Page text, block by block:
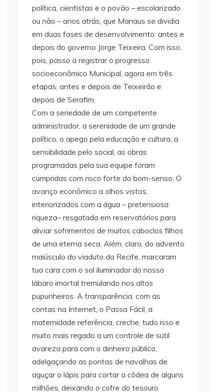
política, cientistas e o povão – escolarizado
ou não – anos atrás, que Manaus se dividia
em duas fases de desenvolvimento: antes e
depois do governo Jorge Teixeira. Com isso,
pois, passo a registrar o progresso
socioeconômico Municipal, agora em três
etapas: antes e depois de Teixeirão e
depois de Serafim.
Com a seriedade de um competente
administrador, a serenidade de um grande
político, o apego pela educação e cultura, a
sensibilidade pelo social, as obras
programadas pela sua equipe foram
cumpridas com risco forte do bom-senso. O
avanço econômico a olhos vistos,
interiorizados com a água – pretensiosa
riqueza– resgatada em reservatórios para
aliviar sofrimentos de muitos caboclos filhos
de uma eterna seca. Além, claro, do advento
maiúsculo do viaduto da Recife, marcaram
tua cara com o sol iluminador do nosso
lábaro imortal tremulando nos altos
pupunheiros. A transparência, com as
contas na Internet, o Passa Fácil, a
maternidade referência, creche, tudo isso e
muito mais regado a um controle de sutil
avareza para com o dinheiro público,
adelgaçando as pontas de navalhas de
aguçar o lápis para cortar a côdea de alguns
milhões, deixando o cofre do tesouro